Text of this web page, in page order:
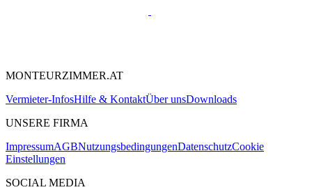
MONTEURZIMMER.AT
Vermieter-InfosHilfe & KontaktÜber unsDownloads
UNSERE FIRMA
ImpressumAGBNutzungsbedingungenDatenschutzCookie
Einstellungen
SOCIAL MEDIA